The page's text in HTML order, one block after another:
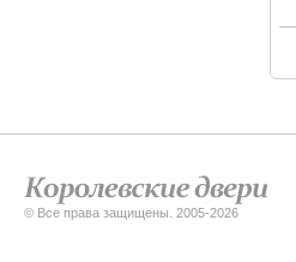
© Все права защищены. 2005-2026